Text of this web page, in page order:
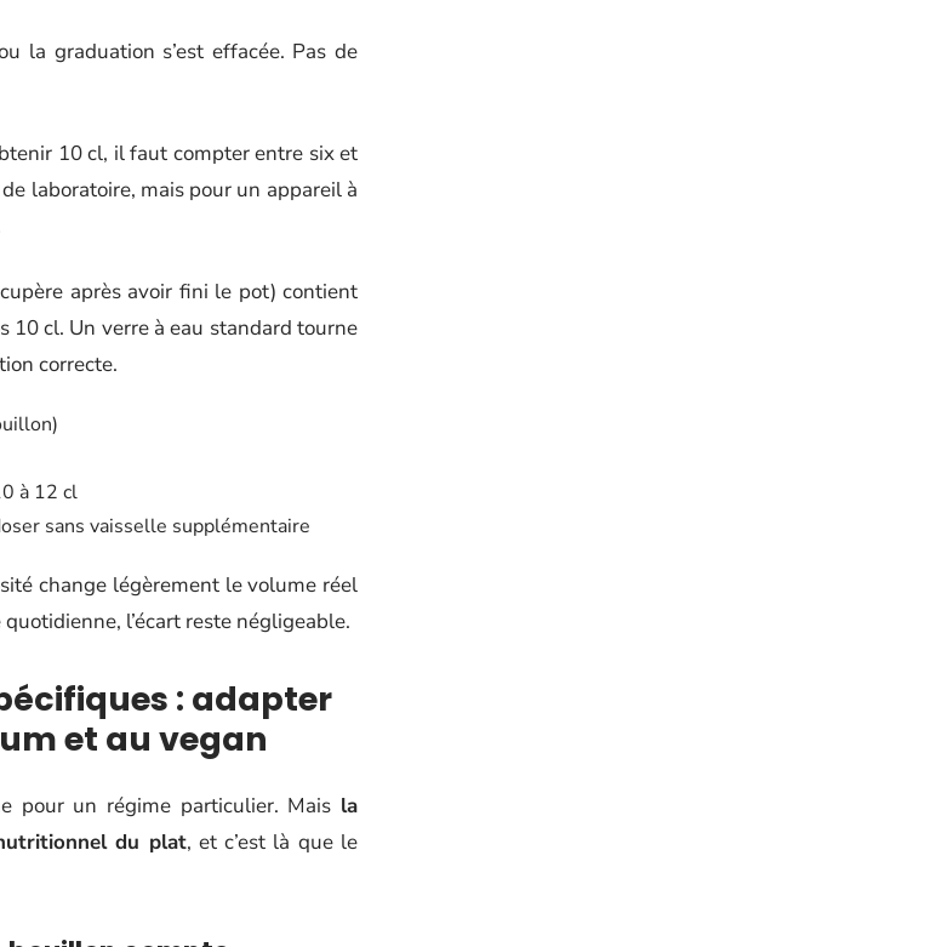
la graduation s’est effacée. Pas de
10 cl, il faut compter entre six et
laboratoire, mais pour un appareil à
après avoir fini le pot) contient
10 cl. Un verre à eau standard tourne
correcte.
à 12 cl
sans vaisselle supplémentaire
change légèrement le volume réel
l’écart reste négligeable.
: adapter
et au vegan
pour un régime particulier. Mais la
du plat, et c’est là que le